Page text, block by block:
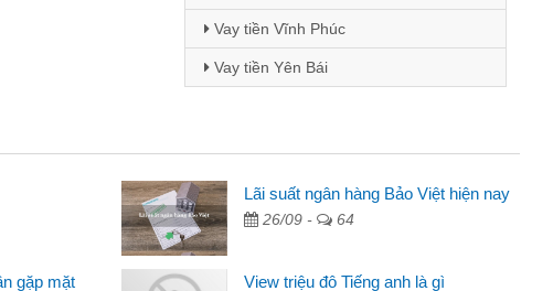
Vay tiền Vĩnh Phúc
Vay tiền Yên Bái
Tôi biết đến thông qua quảng cáo trên facebook. Tôi là
viên nên cần đóng tiền nhà, sinh nhật bạn bè, mà đọc
thủ tục nhanh gọn nên tôi quyết định vay
Lãi suất ngân hàng Bảo Việt hiện nay
26/09 - 64
gặp mặt
View triệu đô Tiếng anh là gì